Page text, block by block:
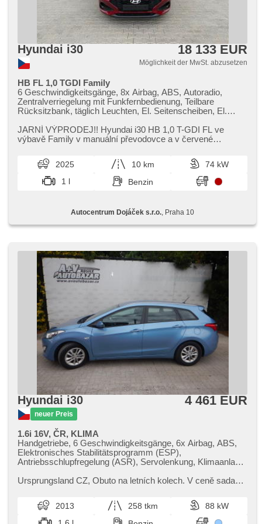
Hyundai i30 18 133 EUR
Möglichkeit der MwSt. abzusetzen
HB FL 1,0 TGDI Family
6 Geschwindigkeitsgänge, 8x Airbag, ABS, Autoradio,
Zentralverriegelung mit Funkfernbedienung, Teilbare
Rücksitzbank, täglich Leuchten, El. Seitenscheiben, El.
Alufelgen, Handgetriebe, Nebelscheinwerfer,
Multifunktionslenkrad, Lenkrad einstellbar, Bordcomputer,
Antriebsschlupfregelung (ASR), Navigation, Elektronisches
Stabilitätsprogramm (ESP), Tempomat, USB, beheizte
Sitze, beheizte Spiegel, hands free, Bluetooth, Fahrkamera,
Start-Stop System, Überwachung der Ermüdung des
svícení, Android Auto, Apple CarPlay, asistent změny
jízdního pruhu, digitální příjem rádia (DAB), dojezdové
JARNÍ VÝPRODEJ!! Hyundai i30 HB 1,​0 T​-GDI FL ve
výbavě Family v manuální převodovce a v červené
2025 10 km
74 kW
1 l
Benzin
Autocentrum Dojáček s.r.o. , Praha 10
Hyundai i30
neuer Preis
4 461 EUR
1.6i 16V, ČR, KLIMA
Handgetriebe, 6 Geschwindigkeitsgänge, 6x Airbag, ABS,
Elektronisches Stabilitätsprogramm (ESP),
Antriebsschlupfregelung (ASR), Servolenkung, Klimaanlage,
Bordcomputer, Lenkrad einstellbar, Multifunktionslenkrad,
Spiegel, Wegfahrsperre, Zentralverriegelung mit
Funkfernbedienung, isofix, höheneinstellbare Fahrersitz,
Nebelscheinwerfer, USB, AUX, Autoradio, CD-Spieler,
Ursprungsland CZ,​ Obuto na letních kolech. V ceně sada
2013 258 tkm
88 kW